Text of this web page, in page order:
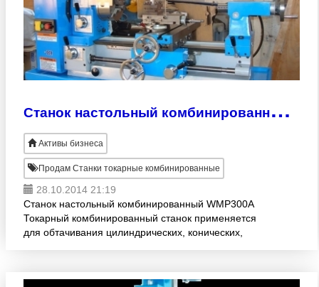
С
танок настольный комбинированный WMP300A
Активы бизнеса
Продам Станки токарные комбинированные
28.10.2014 21:19
Станок настольный комбинированный WMP300A
Токарный комбинированный станок применяется
для обтачивания цилиндрических, конических,